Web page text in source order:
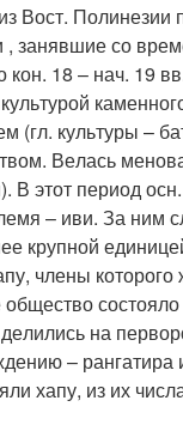
Вост. По­ли­не­зии
, за­няв­шие со
18 – нач. 19
(гл. куль­ту­ры –
Ве­лась
В этот пе­ри­од
– иви. За ним
круп­ной
чле­ны
на
–
ха­пу, из их